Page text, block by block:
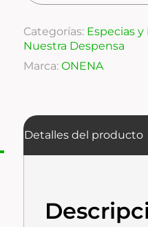
Categorías: Especias y
Nuestra Despensa
Marca: ONENA
Detalles del producto